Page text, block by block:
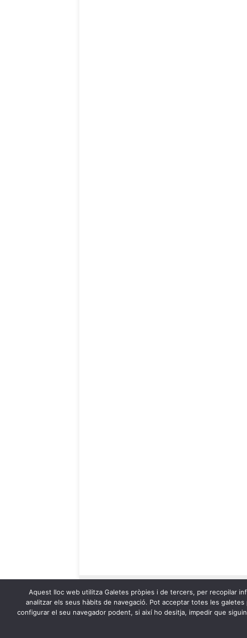
Aquest lloc web utilitza Galetes pròpies i de tercers, per recopilar
analitzar els seus hàbits de navegació. Pot acceptar totes les
configurar el seu navegador podent, si així ho desitja, impedir que